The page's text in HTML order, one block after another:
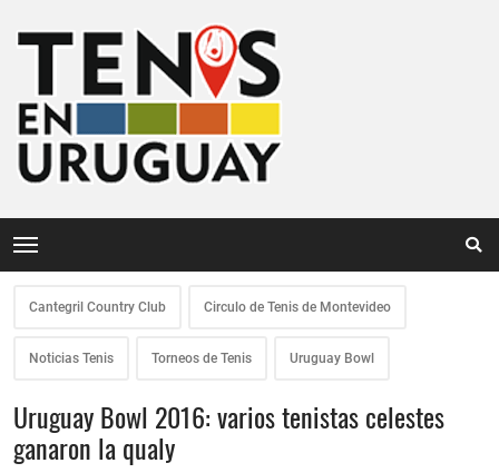
Cantegril Country Club Circulo de Tenis de Montevideo
Noticias Tenis Torneos de Tenis Uruguay Bowl
Uruguay Bowl 2016: varios tenistas celestes
ganaron la qualy